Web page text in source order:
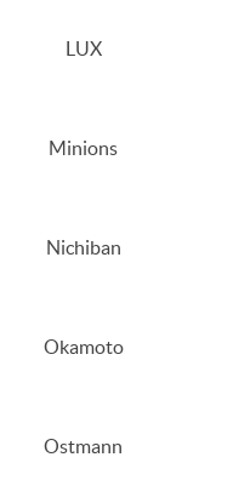
LUX
Minions
Nichiban
Okamoto
Ostmann